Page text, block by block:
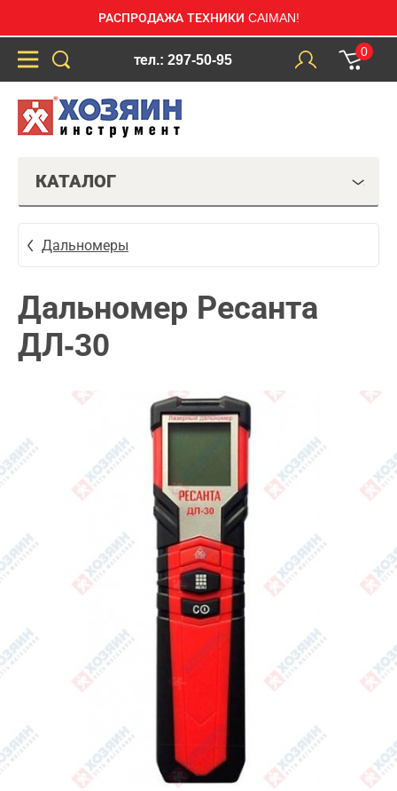
РАСПРОДАЖА ТЕХНИКИ CAIMAN!
тел.: 297-50-95
0
КАТАЛОГ
Дальномеры
Дальномер Ресанта
ДЛ-30